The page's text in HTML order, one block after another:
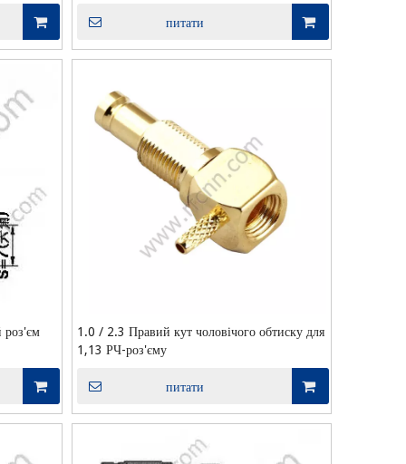
питати
роз'єм
1.0 / 2.3 Правий кут чоловічого обтиску для
1,13 РЧ-роз'єму
питати